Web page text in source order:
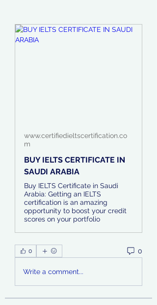
www.certifiedieltscertification.co
m
BUY IELTS CERTIFICATE IN
SAUDI ARABIA
Buy IELTS Certificate in Saudi
Arabia: Getting an IELTS
certification is an amazing
opportunity to boost your credit
scores on your portfolio
0 0
Write a comment...